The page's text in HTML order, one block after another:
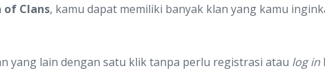
of Clans, kamu dapat memiliki banyak klan yang kamu
yang lain dengan satu klik tanpa perlu registrasi atau log in